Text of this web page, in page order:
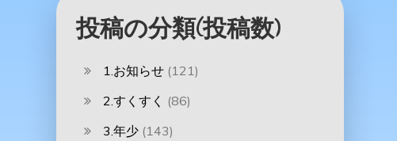
投稿の分類(投稿数)
1.お知らせ(121)
2.すくすく (86)
3.年少(143)